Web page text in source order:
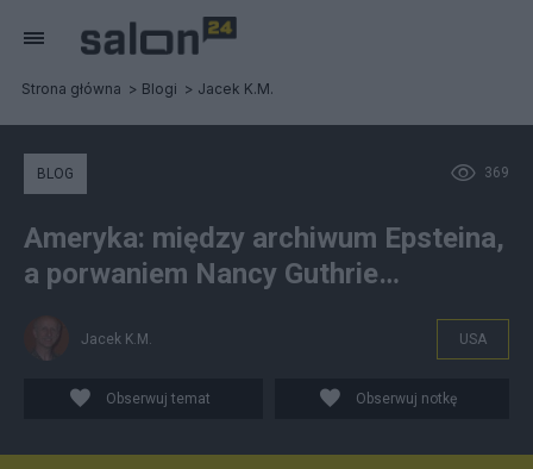
Strona główna Blogi Jacek K.M.
369
BLOG
Ameryka: między archiwum Epsteina,
a porwaniem Nancy Guthrie…
Jacek K.M. USA
Obserwuj temat Obserwuj notkę